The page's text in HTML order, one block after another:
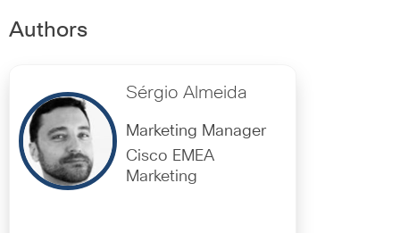
Authors
Sérgio Almeida
Marketing Manager
Cisco EMEA
Marketing